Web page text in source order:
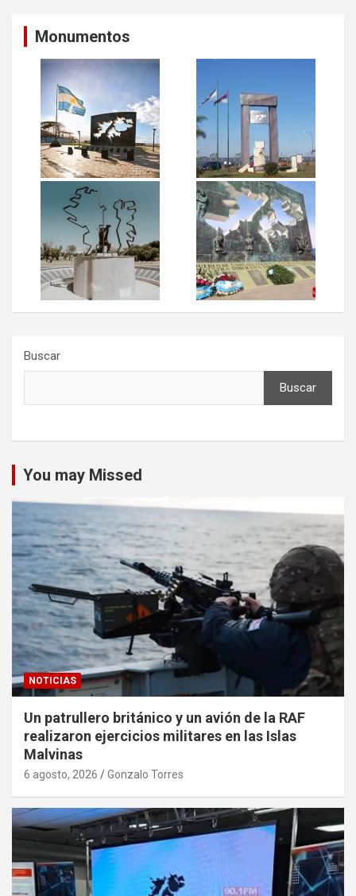
Monumentos
Buscar
Buscar
You may Missed
NOTICIAS
Un patrullero británico y un avión de la RAF
realizaron ejercicios militares en las Islas
Malvinas
6 agosto, 2026 Gonzalo Torres